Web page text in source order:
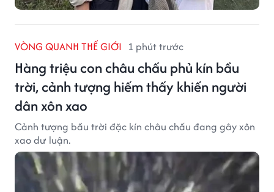
VÒNG QUANH THẾ GIỚI 1 phút trước
Hàng triệu con châu chấu phủ kín bầu
trời, cảnh tượng hiếm thấy khiến người
dân xôn xao
Cảnh tượng bầu trời đặc kín châu chấu đang gây xôn
xao dư luận.